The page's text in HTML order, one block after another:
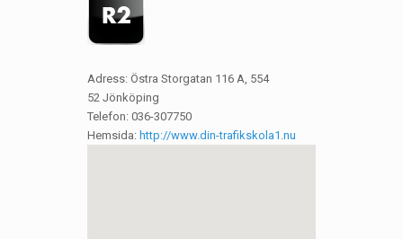
Adress: Östra Storgatan 116 A, 554
52 Jönköping
Telefon: 036-307750
Hemsida: http://www.din-trafikskola1.nu